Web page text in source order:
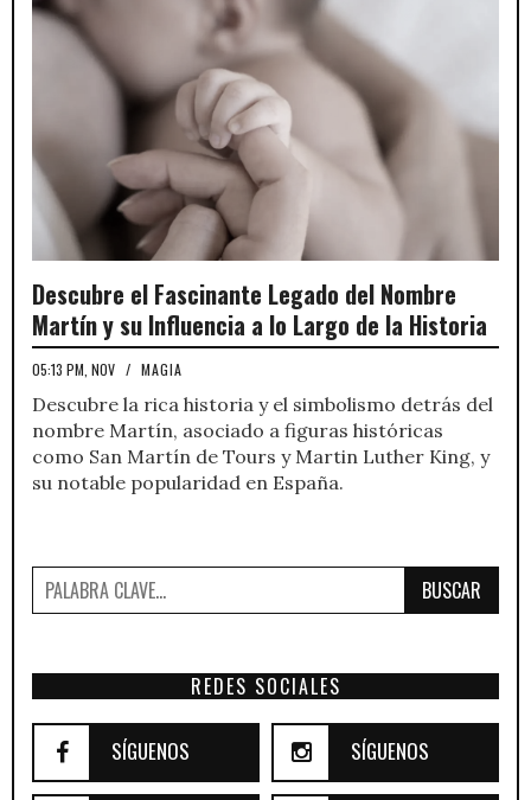
Descubre el Fascinante Legado del Nombre
Martín y su Influencia a lo Largo de la Historia
05:13 PM, NOV / MAGIA
Descubre la rica historia y el simbolismo detrás del
nombre Martín, asociado a figuras históricas
como San Martín de Tours y Martin Luther King, y
su notable popularidad en España.
BUSCAR
REDES SOCIALES
SÍGUENOS SÍGUENOS